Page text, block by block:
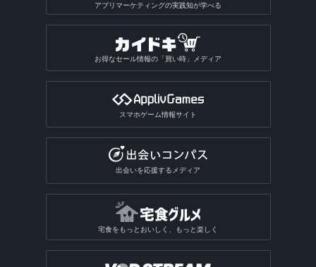
アプリマーケティングの実践知が学べる
お得なセール情報の「買い時」メディア
スマホゲーム情報サイト
出会いを応援するメディア
宅食をもっとおいしく、もっと楽しく